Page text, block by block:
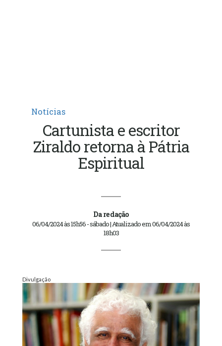
Notícias
Cartunista e escritor
Ziraldo retorna à Pátria
Espiritual
Da redação
06/04/2024 às 15h56 - sábado | Atualizado em 06/04/2024 às
18h03
Divulgação